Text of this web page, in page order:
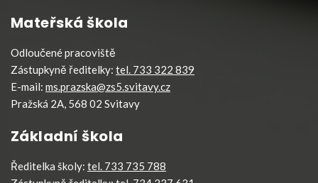
Mateřská škola
Odloučené pracoviště
Zástupkyně ředitelky: tel. 733 322 839
E-mail: ms.prazska@zs5.svitavy.cz
Pražská 2A, 568 02 Svitavy
Základní škola
Ředitelka školy: tel. 733 735 788